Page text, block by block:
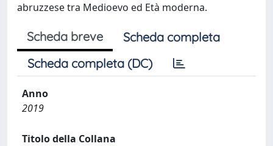
abruzzese tra Medioevo ed Età moderna.
Scheda breve
Scheda completa
Scheda completa (DC)
Anno
2019
Titolo della Collana